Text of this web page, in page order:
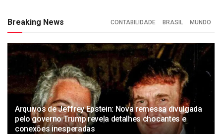
Breaking News CONTABILIDADE BRASIL MUNDO
Arquivos de Jeffrey Epstein: Nova remessa divulgada
pelo governo Trump revela detalhes chocantes e
conexões inesperadas